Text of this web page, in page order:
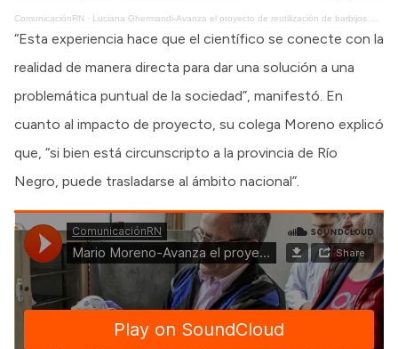
ComunicaciónRN · Luciana Ghermandi-Avanza el proyecto de reutilización de barbijos N95 en Bariloche
“Esta experiencia hace que el científico se conecte con la
realidad de manera directa para dar una solución a una
problemática puntual de la sociedad”, manifestó. En
cuanto al impacto de proyecto, su colega Moreno explicó
que, “si bien está circunscripto a la provincia de Río
Negro, puede trasladarse al ámbito nacional”.